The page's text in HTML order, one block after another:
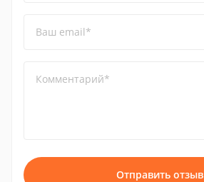
Ваш email*
Комментарий*
Отправить отзыв